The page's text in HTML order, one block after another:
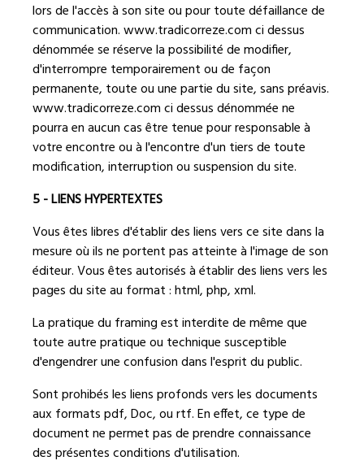
lors de l'accès à son site ou pour toute défaillance de
communication.www.tradicorreze.comci dessus
dénommée se réserve la possibilité de modifier,
d'interrompre temporairement ou de façon
permanente, toute ou une partie du site, sans préavis.
www.tradicorreze.comci dessus dénommée ne
pourra en aucun cas être tenue pour responsable à
votre encontre ou à l'encontre d'un tiers de toute
modification, interruption ou suspension du site.
5 - LIENS HYPERTEXTES
Vous êtes libres d'établir des liens vers ce site dans la
mesure où ils ne portent pas atteinte à l'image de son
éditeur. Vous êtes autorisés à établir des liens vers les
pages du site au format : html, php, xml.
La pratique du framing est interdite de même que
toute autre pratique ou technique susceptible
d'engendrer une confusion dans l'esprit du public.
Sont prohibés les liens profonds vers les documents
aux formats pdf, Doc, ou rtf. En effet, ce type de
document ne permet pas de prendre connaissance
des présentes conditions d'utilisation.